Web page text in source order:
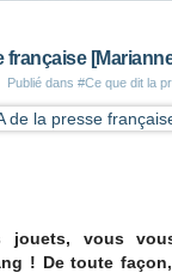
française
Publié dans #Ce que dit la
vous
! De toute